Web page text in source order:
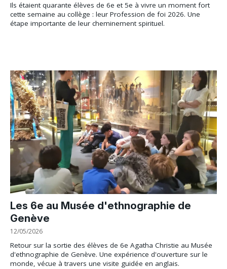
Ils étaient quarante élèves de 6e et 5e à vivre un moment fort
cette semaine au collège : leur Profession de foi 2026. Une
étape importante de leur cheminement spirituel.
Les 6e au Musée d'ethnographie de
Genève
12/05/2026
Retour sur la sortie des élèves de 6e Agatha Christie au Musée
d'ethnographie de Genève. Une expérience d'ouverture sur le
monde, vécue à travers une visite guidée en anglais.